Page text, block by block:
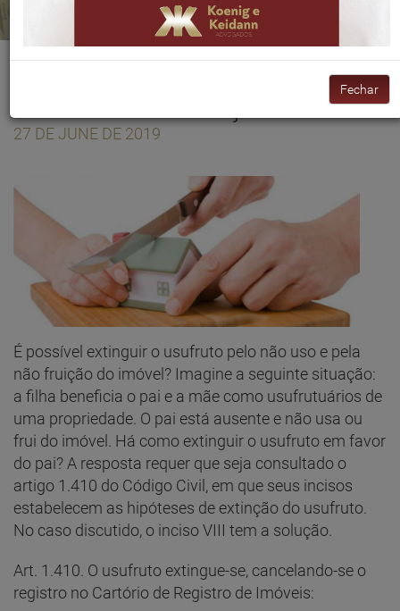
Qual a jurisprudência sobre a
extinção de usufruto devido
27 DE JUNE DE 2019
É possível extinguir o usufruto pelo não uso e pela
não fruição do imóvel? Imagine a seguinte situação:
a filha beneficia o pai e a mãe como usufrutuários de
uma propriedade. O pai está ausente e não usa ou
frui do imóvel. Há como extinguir o usufruto em favor
do pai? A resposta requer que seja consultado o
artigo 1.410 do Código Civil, em que seus incisos
estabelecem as hipóteses de extinção do usufruto.
No caso discutido, o inciso VIII tem a solução.
Art. 1.410. O usufruto extingue-se, cancelando-se o
registro no Cartório de Registro de Imóveis:
Fechar